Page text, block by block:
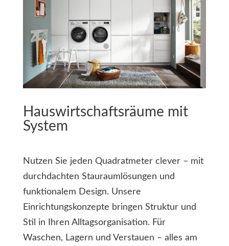
Hauswirtschaftsräume mit
System
Nutzen Sie jeden Quadratmeter clever – mit
durchdachten Stauraumlösungen und
funktionalem Design. Unsere
Einrichtungskonzepte bringen Struktur und
Stil in Ihren Alltagsorganisation. Für
Waschen, Lagern und Verstauen – alles am